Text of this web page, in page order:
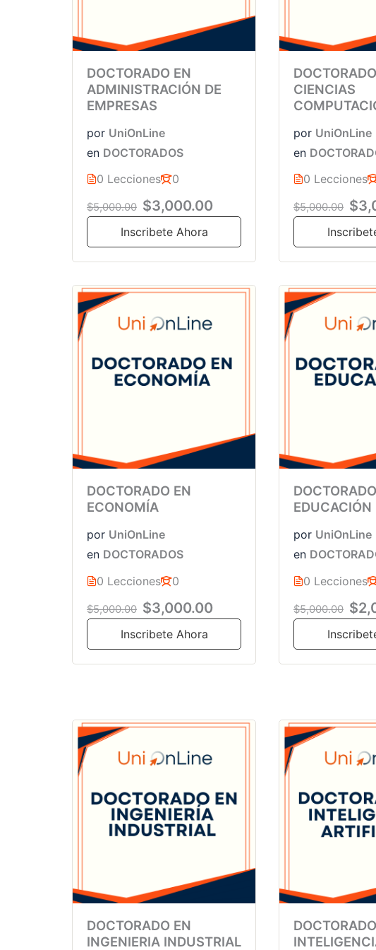
DOCTORADO EN
ADMINISTRACIÓN DE
EMPRESAS
por UniOnLine
en DOCTORADOS
0 Lecciones
0
$5,000.00 $3,000.00
Inscribete Ahora
CIENCIAS
por UniOnLine
en
0 Lecciones
$5,000.00
DOCTORADO EN
ECONOMÍA
por UniOnLine
en DOCTORADOS
0 Lecciones
0
$5,000.00 $3,000.00
Inscribete Ahora
EDUCACIÓN
por UniOnLine
en
0 Lecciones
$5,000.00
DOCTORADO EN
INGENIERIA INDUSTRIAL